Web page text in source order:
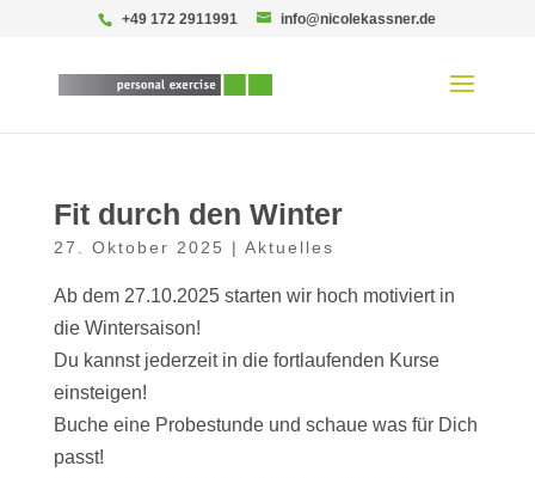
+49 172 2911991 info@nicolekassner.de
Fit durch den Winter
27. Oktober 2025 | Aktuelles
Ab dem 27.10.2025 starten wir hoch motiviert in
die Wintersaison!
Du kannst jederzeit in die fortlaufenden Kurse
einsteigen!
Buche eine Probestunde und schaue was für Dich
passt!